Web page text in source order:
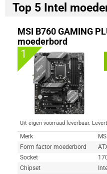
Top 5 Intel
MSI B760 GAMING
moederbord
1
Uit eigen voorraad leverbaar.
Merk
Form factor moederbord
Socket
Chipset